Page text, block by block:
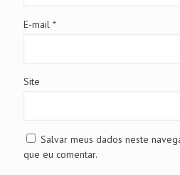
E-mail *
Site
Salvar meus dados neste
que eu comentar.